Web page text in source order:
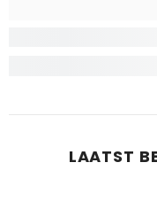
LAATST